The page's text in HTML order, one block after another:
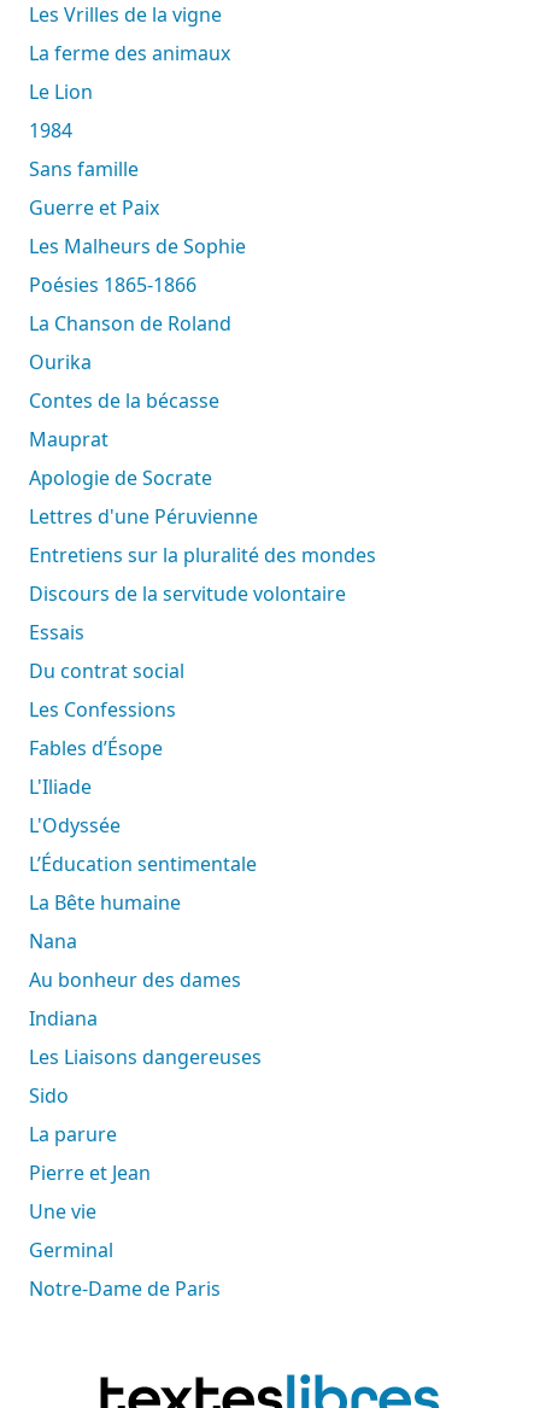
Les Vrilles de la vigne
La ferme des animaux
Le Lion
1984
Sans famille
Guerre et Paix
Les Malheurs de Sophie
Poésies 1865-1866
La Chanson de Roland
Ourika
Contes de la bécasse
Mauprat
Apologie de Socrate
Lettres d'une Péruvienne
Entretiens sur la pluralité des mondes
Discours de la servitude volontaire
Essais
Du contrat social
Les Confessions
Fables d’Ésope
L'Iliade
L'Odyssée
L’Éducation sentimentale
La Bête humaine
Nana
Au bonheur des dames
Indiana
Les Liaisons dangereuses
Sido
La parure
Pierre et Jean
Une vie
Germinal
Notre-Dame de Paris